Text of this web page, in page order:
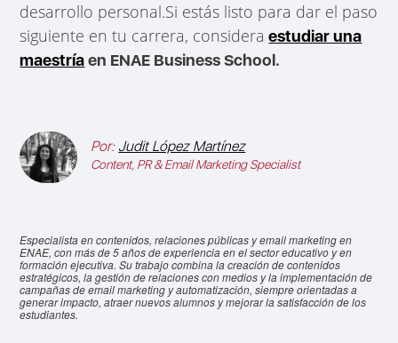
desarrollo personal.Si estás listo para dar el paso
siguiente en tu carrera, considera estudiar una
maestríaen ENAE Business School.
Por: Judit López Martínez
Content, PR & Email Marketing Specialist
Especialista en contenidos, relaciones públicas y email marketing en
ENAE, con más de 5 años de experiencia en el sector educativo y en
formación ejecutiva. Su trabajo combina la creación de contenidos
estratégicos, la gestión de relaciones con medios y la implementación de
campañas de email marketing y automatización, siempre orientadas a
generar impacto, atraer nuevos alumnos y mejorar la satisfacción de los
estudiantes.